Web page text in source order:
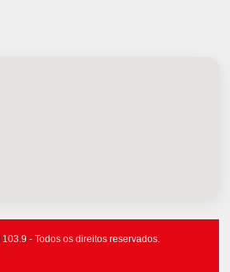
- Todos os direitos reservados.